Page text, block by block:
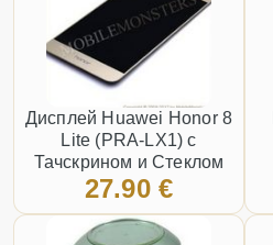
Дисплей Huawei Honor 8
Lite (PRA-LX1) с
Тачскрином и Стеклом
Золотой
27.90 €